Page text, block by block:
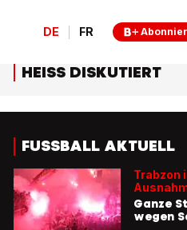
DE FR
FUSSBALL AKTUELL
Trabzon
Ganze
wegen
HEISS DISKUTIERT